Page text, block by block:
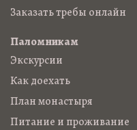
Заказать требы онлайн
Паломникам
Экскурсии
Как доехать
План монастыря
Питание и проживание